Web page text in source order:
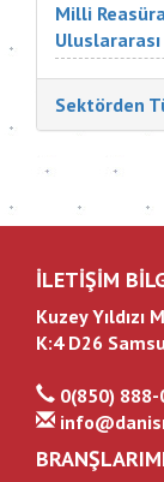
Milli
Türkiye ve
katıldı.
düzenlediği
Sektörden
İLETİŞİM
Kuzey Yıldızı
K:4 D26
0(850) 888-